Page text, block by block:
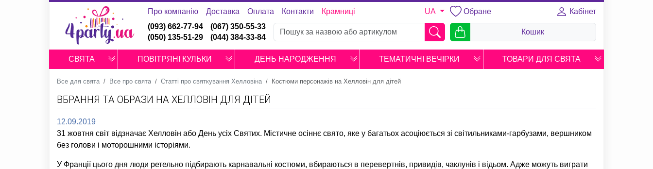
Про компанію Доставка Оплата Контакти Крамниці UA Обране
Кабінет
(093) 662-77-94
(050) 135-51-29
(067) 350-55-33
(044) 384-33-84
Кошик
СВЯТА ПОВІТРЯНІ КУЛЬКИ ДЕНЬ НАРОДЖЕННЯ ТЕМАТИЧНІ ВЕЧІРКИ ТОВАРИ ДЛЯ СВЯТА
Все для свята Все про свята Статті про святкування Хелловіна Костюми персонажів на Хелловін для дітей
ВБРАННЯ ТА ОБРАЗИ НА ХЕЛЛОВІН ДЛЯ ДІТЕЙ
12.09.2019
31 жовтня світ відзначає Хелловін або День усіх Святих. Містичне осіннє свято, яке у багатьох асоціюється зі світильниками-гарбузами, вершником
без голови і моторошними історіями.
У Франції цього дня люди ретельно підбирають карнавальні костюми, вбираються в перевертнів, привидів, чаклунів і відьом. Адже можуть виграти